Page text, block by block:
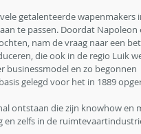
getalenteerde wapenmakers
te passen. Doordat Napoleon
nam de vraag naar een
die ook in de regio Luik
businessmodel en zo begonnen
gelegd voor het in 1889
ontstaan die zijn knowhow en
zelfs in de